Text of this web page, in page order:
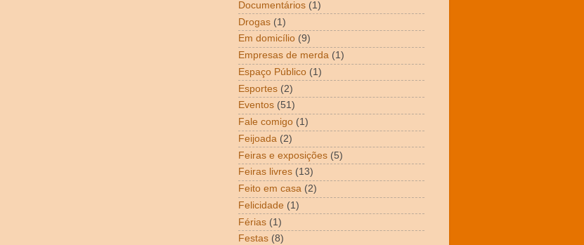
Documentários (1)
Drogas (1)
Em domicílio (9)
Empresas de merda (1)
Espaço Público (1)
Esportes (2)
Eventos (51)
Fale comigo (1)
Feijoada (2)
Feiras e exposições (5)
Feiras livres (13)
Feito em casa (2)
Felicidade (1)
Férias (1)
Festas (8)